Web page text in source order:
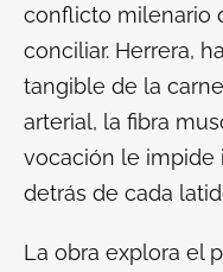
conflicto milenario
conciliar. Herrera,
tangible de la
arterial, la fibra
vocación le impide
detrás de cada
La obra explora el